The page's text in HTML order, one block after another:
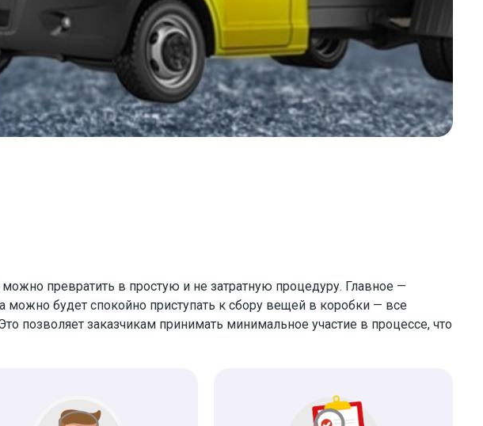
превратить в простую и не затратную процедуру. Главное —
будет спокойно приступать к сбору вещей в коробки — все
позволяет заказчикам принимать минимальное участие в процессе, что